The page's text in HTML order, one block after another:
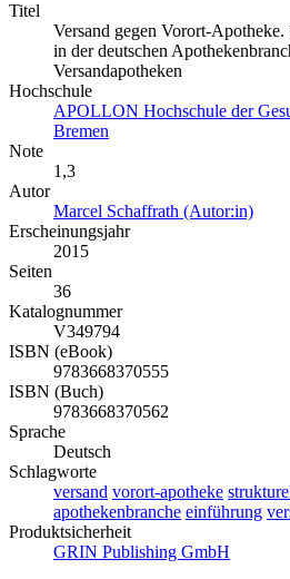
Titel
Versand gegen Vorort-
in der deutschen
Versandapotheken
Hochschule
APOLLON Hochschule der
Bremen
Note
1,3
Autor
Marcel Schaffrath (Autor:in)
Erscheinungsjahr
2015
Seiten
36
Katalognummer
V349794
ISBN (eBook)
9783668370555
ISBN (Buch)
9783668370562
Sprache
Deutsch
Schlagworte
versand vorort-apotheke
apothekenbranche einführung
Produktsicherheit
GRIN Publishing GmbH